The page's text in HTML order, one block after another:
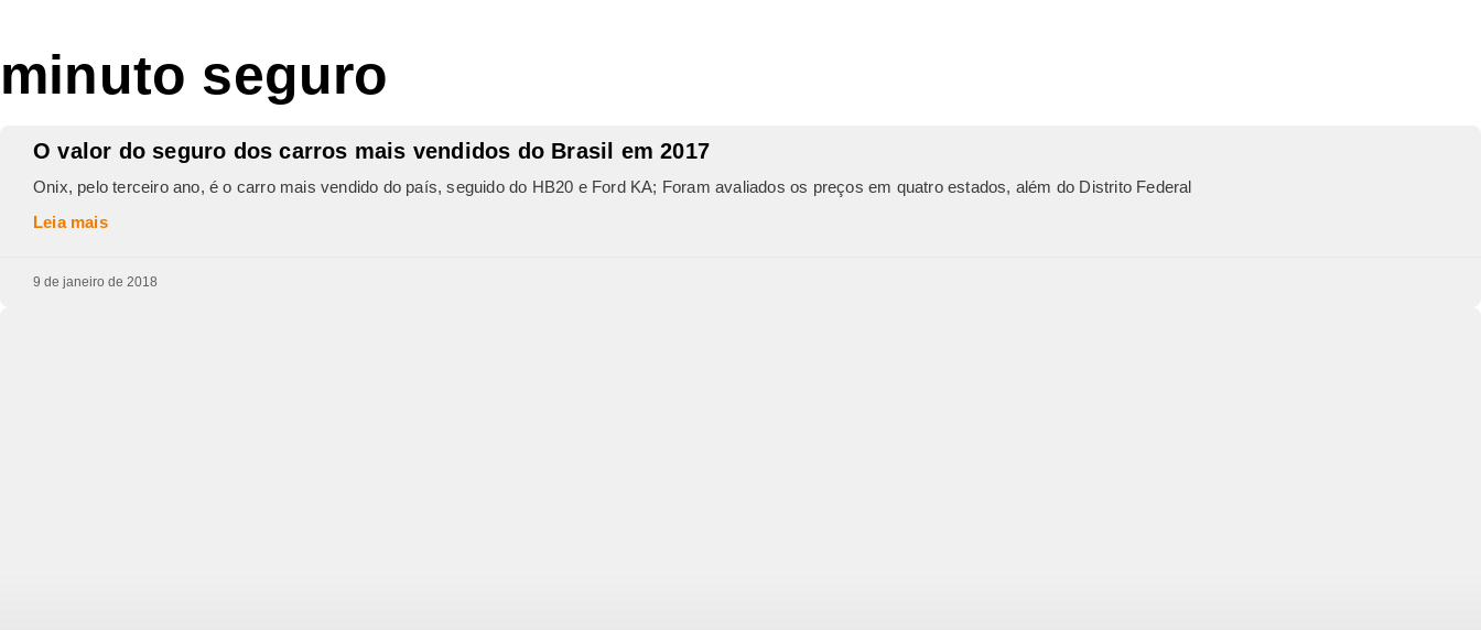
minuto seguro
O valor do seguro dos carros mais vendidos do Brasil em 2017
Onix, pelo terceiro ano, é o carro mais vendido do país, seguido do HB20 e Ford KA; Foram avaliados os preços em quatro estados, além do Distrito Federal
Leia mais
9 de janeiro de 2018